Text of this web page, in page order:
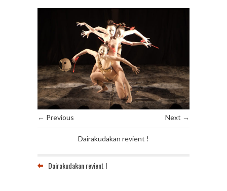
← Previous Next →
Dairakudakan revient !
Dairakudakan revient !